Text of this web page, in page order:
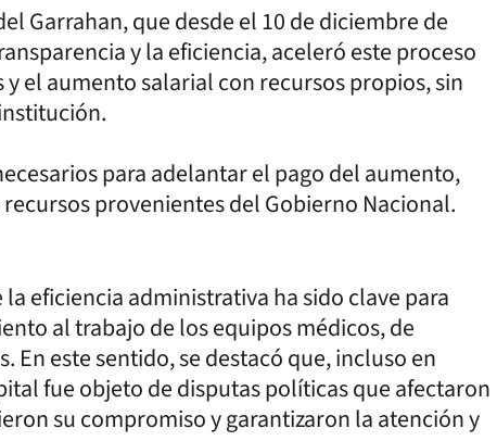
Garrahan, que desde el 10 de diciembre de
y la eficiencia, aceleró este proceso
el aumento salarial con recursos propios, sin
para adelantar el pago del aumento,
provenientes del Gobierno Nacional.
eficiencia administrativa ha sido clave para
al trabajo de los equipos médicos, de
este sentido, se destacó que, incluso en
fue objeto de disputas políticas que afectaron
su compromiso y garantizaron la atención y